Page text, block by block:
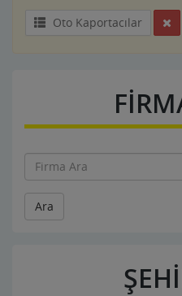
Oto Kaportacılar
Ara